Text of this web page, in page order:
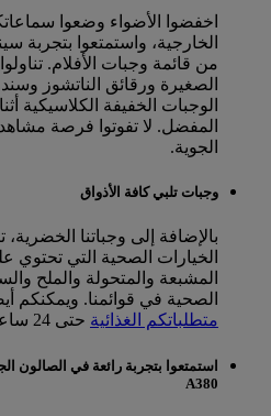
اخفضوا الأضواء وضعوا
الخارجية، واستمتعوا بتجربة
من قائمة وجبات الأفلام.
الصغيرة ورقائق الناتشوز
الوجبات الخفيفة الكلاسيكية
المفضل. لا تفوتوا فرصة
الجوية.
وجبات تلبي كافة الأذواق
بالإضافة إلى وجباتنا
الخيارات الصحية التي تحتوي
المشبعة والمتحولة والملح
الصحية في قوائمنا. ويمكنكم
متطلباتكم الغذائية حتى 24 ساعة قبل موعد رحلتكم.
استمتعوا بتجربة رائعة في الصالون
A380